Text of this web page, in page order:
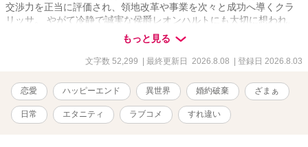
交渉力を正当に評価され、領地改革や事業を次々と成功へ導くクラ
リッサ。 やがて冷静で誠実な侯爵レオンハルトにも大切に想われ、
初めて「必要とされる幸せ」を知っていく。 一方、彼女を失った公
爵家では経営も人心も崩壊。 義母は社交界から見放され、義妹は栄
光を失い、元婚約者はようやく自分が捨てたものの大きさに気づく
う？」 もう遅い。 これは、すべてを奪われた令嬢が、自らの教養・
商才・人脈だけで幸せを掴み、彼女を見下した者たちが"後悔"という
最大のざまぁを味わう、痛快異世界恋愛ストーリー。
もっと見る
文字数 52,299 | 最終更新日 2026.8.08 | 登録日 2026.8.03
恋愛 ハッピーエンド 異世界 婚約破棄 ざまぁ
日常 エタニティ ラブコメ すれ違い